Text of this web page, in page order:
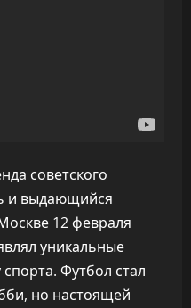
советского
и выдающийся
12 февраля
уникальные
Футбол стал
но настоящей